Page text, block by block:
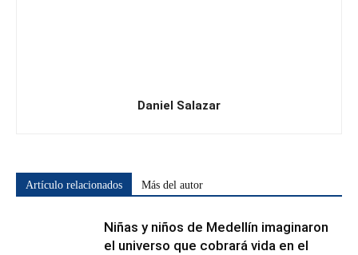
Daniel Salazar
Artículo relacionados Más del autor
Niñas y niños de Medellín imaginaron
el universo que cobrará vida en el